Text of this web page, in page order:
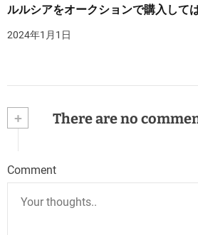
ルルシアをオークションで購入して
2024年1月1日
+ There are no
Comment